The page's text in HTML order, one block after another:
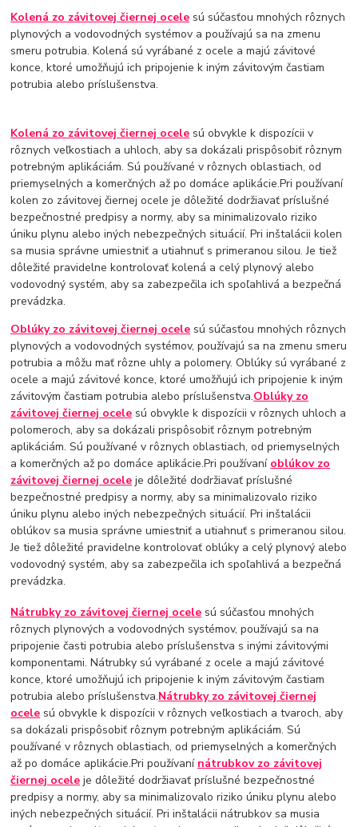
Kolená zo závitovej čiernej ocele sú súčasťou mnohých rôznych
plynových a vodovodných systémov a používajú sa na zmenu
smeru potrubia. Kolená sú vyrábané z ocele a majú závitové
konce, ktoré umožňujú ich pripojenie k iným závitovým častiam
potrubia alebo príslušenstva.
Kolená zo závitovej čiernej ocele sú obvykle k dispozícii v
rôznych veľkostiach a uhloch, aby sa dokázali prispôsobiť rôznym
potrebným aplikáciám. Sú používané v rôznych oblastiach, od
priemyselných a komerčných až po domáce aplikácie.Pri používaní
kolen zo závitovej čiernej ocele je dôležité dodržiavať príslušné
bezpečnostné predpisy a normy, aby sa minimalizovalo riziko
úniku plynu alebo iných nebezpečných situácií. Pri inštalácii kolen
sa musia správne umiestniť a utiahnuť s primeranou silou. Je tiež
dôležité pravidelne kontrolovať kolená a celý plynový alebo
vodovodný systém, aby sa zabezpečila ich spoľahlivá a bezpečná
prevádzka.
Oblúky zo závitovej čiernej ocele sú súčasťou mnohých rôznych
plynových a vodovodných systémov, používajú sa na zmenu smeru
potrubia a môžu mať rôzne uhly a polomery. Oblúky sú vyrábané z
ocele a majú závitové konce, ktoré umožňujú ich pripojenie k iným
závitovým častiam potrubia alebo príslušenstva.Oblúky zo
závitovej čiernej ocele sú obvykle k dispozícii v rôznych uhloch a
polomeroch, aby sa dokázali prispôsobiť rôznym potrebným
aplikáciám. Sú používané v rôznych oblastiach, od priemyselných
a komerčných až po domáce aplikácie.Pri používaní oblúkov zo
závitovej čiernej ocele je dôležité dodržiavať príslušné
bezpečnostné predpisy a normy, aby sa minimalizovalo riziko
úniku plynu alebo iných nebezpečných situácií. Pri inštalácii
oblúkov sa musia správne umiestniť a utiahnuť s primeranou silou.
Je tiež dôležité pravidelne kontrolovať oblúky a celý plynový alebo
vodovodný systém, aby sa zabezpečila ich spoľahlivá a bezpečná
prevádzka.
Nátrubky zo závitovej čiernej ocele sú súčasťou mnohých
rôznych plynových a vodovodných systémov, používajú sa na
pripojenie časti potrubia alebo príslušenstva s inými závitovými
komponentami. Nátrubky sú vyrábané z ocele a majú závitové
konce, ktoré umožňujú ich pripojenie k iným závitovým častiam
potrubia alebo príslušenstva.Nátrubky zo závitovej čiernej
ocele sú obvykle k dispozícii v rôznych veľkostiach a tvaroch, aby
sa dokázali prispôsobiť rôznym potrebným aplikáciám. Sú
používané v rôznych oblastiach, od priemyselných a komerčných
až po domáce aplikácie.Pri používaní nátrubkov zo závitovej
čiernej ocele je dôležité dodržiavať príslušné bezpečnostné
predpisy a normy, aby sa minimalizovalo riziko úniku plynu alebo
iných nebezpečných situácií. Pri inštalácii nátrubkov sa musia